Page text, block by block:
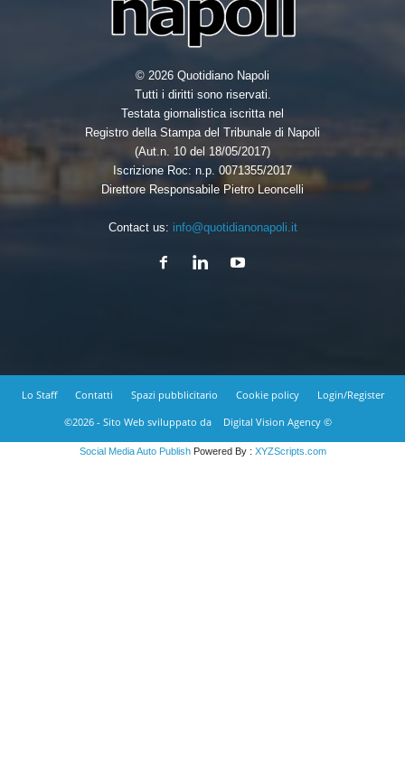
© 2026 Quotidiano Napoli
Tutti i diritti sono riservati.
Testata giornalistica iscritta nel
Registro della Stampa del Tribunale di Napoli
(Aut.n. 10 del 18/05/2017)
Iscrizione Roc: n.p. 0071355/2017
Direttore Responsabile Pietro Leoncelli
Contact us: info@quotidianonapoli.it
Lo Staff Contatti Spazi pubblicitario Cookie policy
Login/Register
©2026 - Sito Web sviluppato da
Digital Vision Agency ©
Social Media Auto PublishPowered By : XYZScripts.com